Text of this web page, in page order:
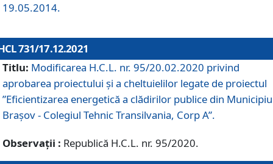
19.05.2014.
731/17.12.2021
Titlu: Modificarea H.C.L. nr. 95/20.02.2020 privind
aprobarea proiectului și a cheltuielilor legate de proiectul
”Eficientizarea energetică a clădirilor publice din
Brașov - Colegiul Tehnic Transilvania, Corp A”.
Observații : Republică H.C.L. nr. 95/2020.